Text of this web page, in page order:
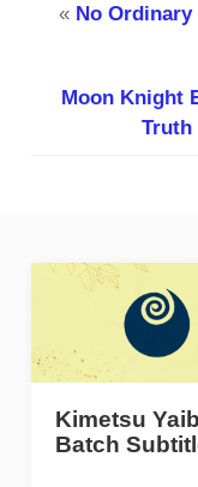
« No Ordinary
Moon Knight
Truth
Kimetsu
Batch